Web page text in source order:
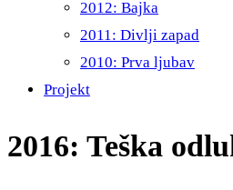
2012: Bajka
2011: Divlji zapad
2010: Prva ljubav
Projekt
2016: Teška